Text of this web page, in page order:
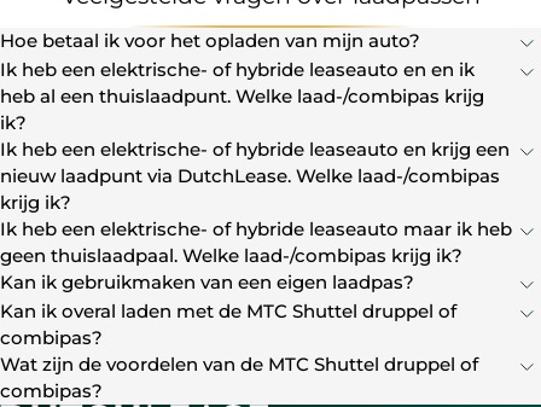
Hoe betaal ik voor het opladen van mijn auto?
Ik heb een elektrische- of hybride leaseauto en en ik
heb al een thuislaadpunt. Welke laad-/combipas krijg
ik?
Ik heb een elektrische- of hybride leaseauto en krijg een
nieuw laadpunt via DutchLease. Welke laad-/combipas
krijg ik?
Ik heb een elektrische- of hybride leaseauto maar ik heb
geen thuislaadpaal. Welke laad-/combipas krijg ik?
Kan ik gebruikmaken van een eigen laadpas?
Kan ik overal laden met de MTC Shuttel druppel of
combipas?
Wat zijn de voordelen van de MTC Shuttel druppel of
combipas?